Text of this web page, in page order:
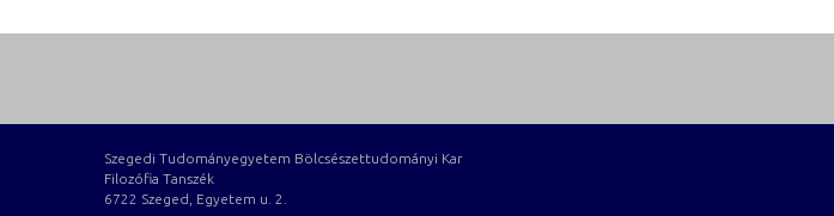
Szegedi Tudományegyetem Bölcsészettudományi Kar
Filozófia Tanszék
6722 Szeged, Egyetem u. 2.